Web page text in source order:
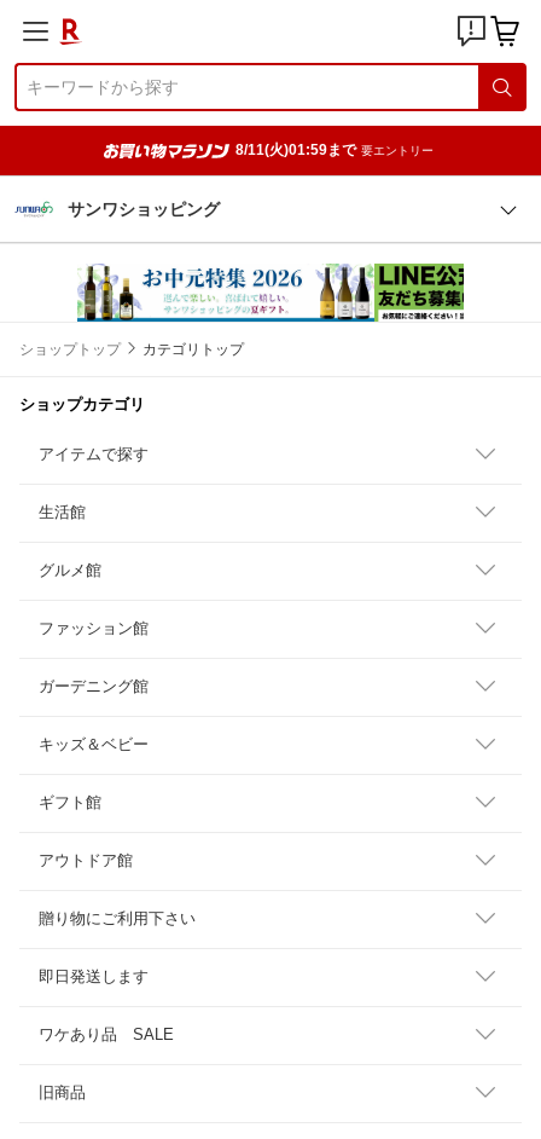
8/11(火)01:59まで 要エントリー
サンワショッピング
ショップトップ カテゴリトップ
ショップカテゴリ
アイテムで探す
生活館
グルメ館
ファッション館
ガーデニング館
キッズ＆ベビー
ギフト館
アウトドア館
贈り物にご利用下さい
即日発送します
ワケあり品 SALE
旧商品